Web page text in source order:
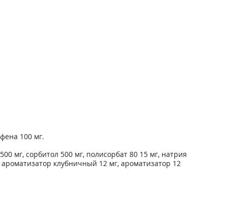
100 мг.
мг, сорбитол 500 мг, полисорбат 80 15 мг, натрия
клубничный 12 мг, ароматизатор 12